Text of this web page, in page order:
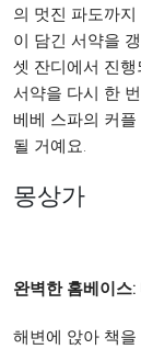
의 멋진 파도까
이 담긴 서약을
셋 잔디에서 진
서약을 다시 한
베베 스파의 커
될 거예요.
몽상가
완벽한 홈베이스
해변에 앉아 책